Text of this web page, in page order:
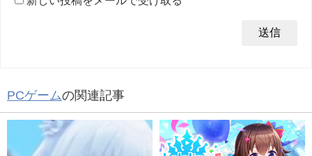
PCゲームの関連記事